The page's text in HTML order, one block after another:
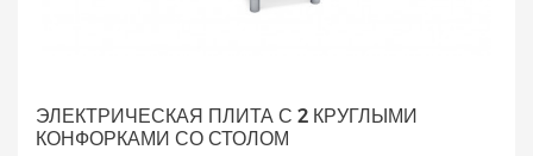
ЭЛЕКТРИЧЕСКАЯ ПЛИТА С 2 КРУГЛЫМИ
КОНФОРКАМИ СО СТОЛОМ